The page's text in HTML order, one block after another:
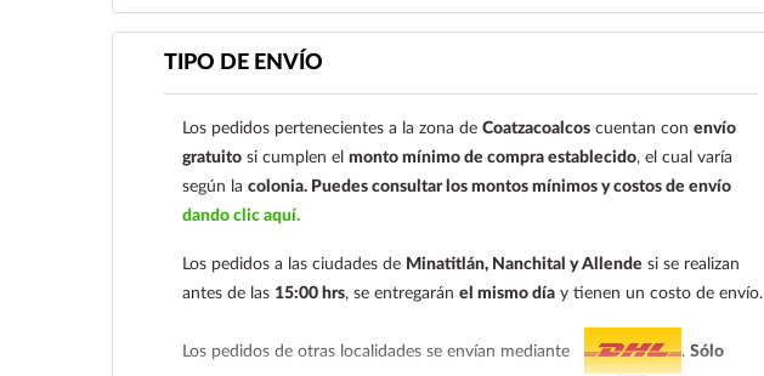
Ver más
TIPO DE ENVÍO
Los pedidos pertenecientes a la zona deCoatzacoalcos cuentan conenvío
gratuito si cumplen elmonto mínimo de compra establecido, el cual varía
según lacolonia. Puedes consultar los montos mínimos y costos de envío
dando clic aquí.
Los pedidos a las ciudades de Minatitlán, Nanchital y Allende si se realizan
antes de las 15:00 hrs, se entregaránel mismo día y tienen un costo de envío.
Los pedidos de otras localidades se envían mediante .Sólo